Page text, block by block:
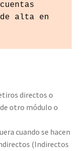
de alta en
directos o
otro módulo o
cuando se hacen
(Indirectos